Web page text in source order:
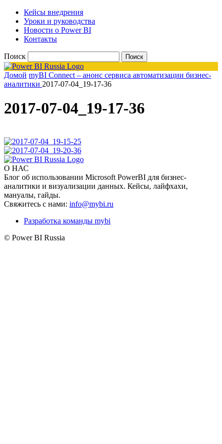
Кейсы внедрения
Уроки и руководства
Новости о Power BI
Контакты
Поиск
Домой myBI Connect – анонс сервиса автоматизации бизнес-
аналитики 2017-07-04_19-17-36
2017-07-04_19-17-36
О НАС
Блог об использовании Microsoft PowerBI для бизнес-
аналитики и визуализации данных. Кейсы, лайфхахи,
мануалы, гайды.
Свяжитесь с нами: info@mybi.ru
Разработка команды mybi
© Power BI Russia